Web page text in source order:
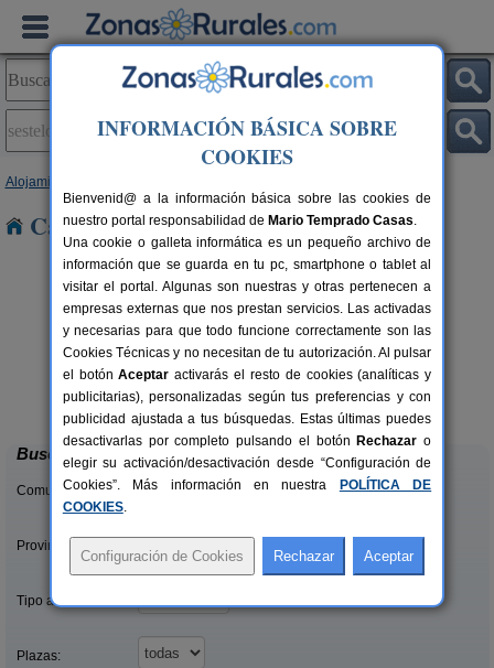
Alojamientos
Casas Rurales en Sestelo
14+3 pers.
desde25 €
Pensión Residencia Herbón
Becerreá (Lugo)
Buscar
Comunidades:
Provincias/Islas:
Tipo alquiler:
Plazas:
INFORMACIÓN BÁSICA SOBRE
COOKIES
Bienvenid@ a la información básica sobre las cookies de
nuestro portal responsabilidad de Mario Temprado Casas.
Una cookie o galleta informática es un pequeño archivo de
información que se guarda en tu pc, smartphone o tablet al
visitar el portal. Algunas son nuestras y otras pertenecen a
empresas externas que nos prestan servicios. Las activadas
y necesarias para que todo funcione correctamente son las
Cookies Técnicas y no necesitan de tu autorización. Al pulsar
el botónAceptar activarás el resto de cookies (analíticas y
publicitarias), personalizadas según tus preferencias y con
publicidad ajustada a tus búsquedas. Estas últimas puedes
desactivarlas por completo pulsando el botón Rechazar o
elegir su activación/desactivación desde “Configuración de
Cookies”. Más información en nuestra
POLÍTICA DE
COOKIES.